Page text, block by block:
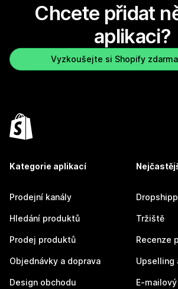
Chcete přidat
aplikaci?
Vyzkoušejte si Shopify
Kategorie aplikací
Prodejní kanály
Hledání produktů
Prodej produktů
Objednávky a doprava
Design obchodu
Tržiště
Recenze
Upselling
E-